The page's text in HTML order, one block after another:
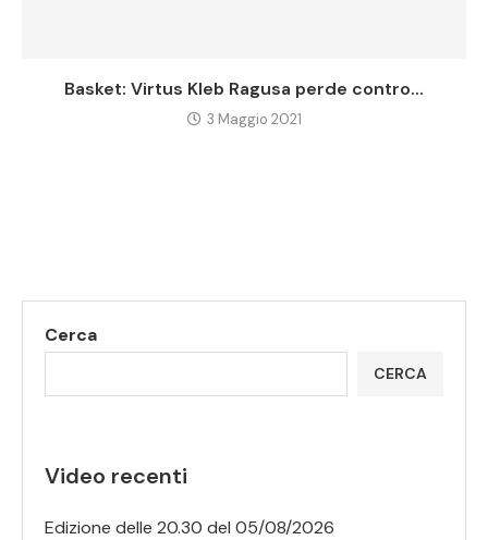
Basket: Virtus Kleb Ragusa perde contro...
3 Maggio 2021
Cerca
CERCA
Video recenti
Edizione delle 20.30 del 05/08/2026